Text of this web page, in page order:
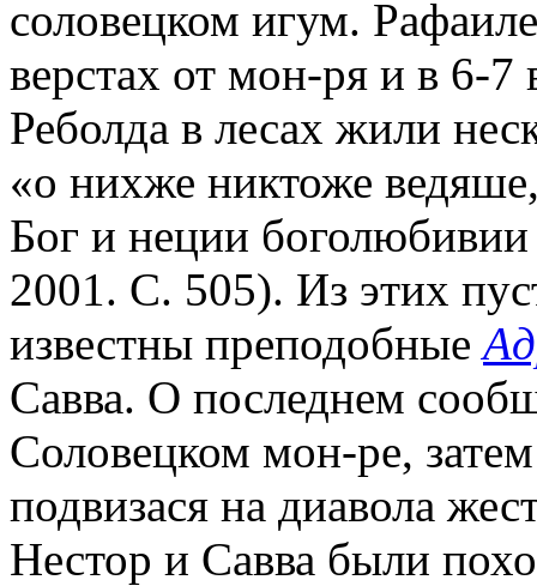
соловецком игум.
верстах от мон-ря и в 6-7
Реболда в лесах жили
«о нихже никтоже
Бог и неции
2001. С. 505). Из этих
известны преподобные
Савва. О последнем
Соловецком мон-ре,
подвизася на диавола
Нестор и Савва были